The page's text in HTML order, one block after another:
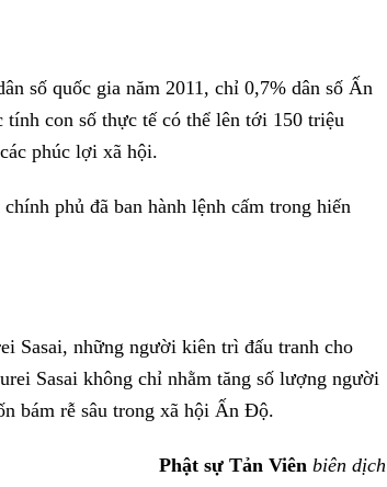
số quốc gia năm 2011, chỉ 0,7% dân số Ấn
con số thực tế có thể lên tới 150 triệu
phúc lợi xã hội.
phủ đã ban hành lệnh cấm trong hiến
Sasai, những người kiên trì đấu tranh cho
Sasai không chỉ nhằm tăng số lượng người
bám rễ sâu trong xã hội Ấn Độ.
Phật sự Tản Viênbiên dịch